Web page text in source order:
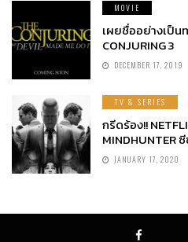
MOVIE
เผยชื่ออย่างเป็น
CONJURING 3
DECEMBER 17, 2019
TV & SERIES
กรีดร้อง!!
MINDHUNTER
JANUARY 17, 2020